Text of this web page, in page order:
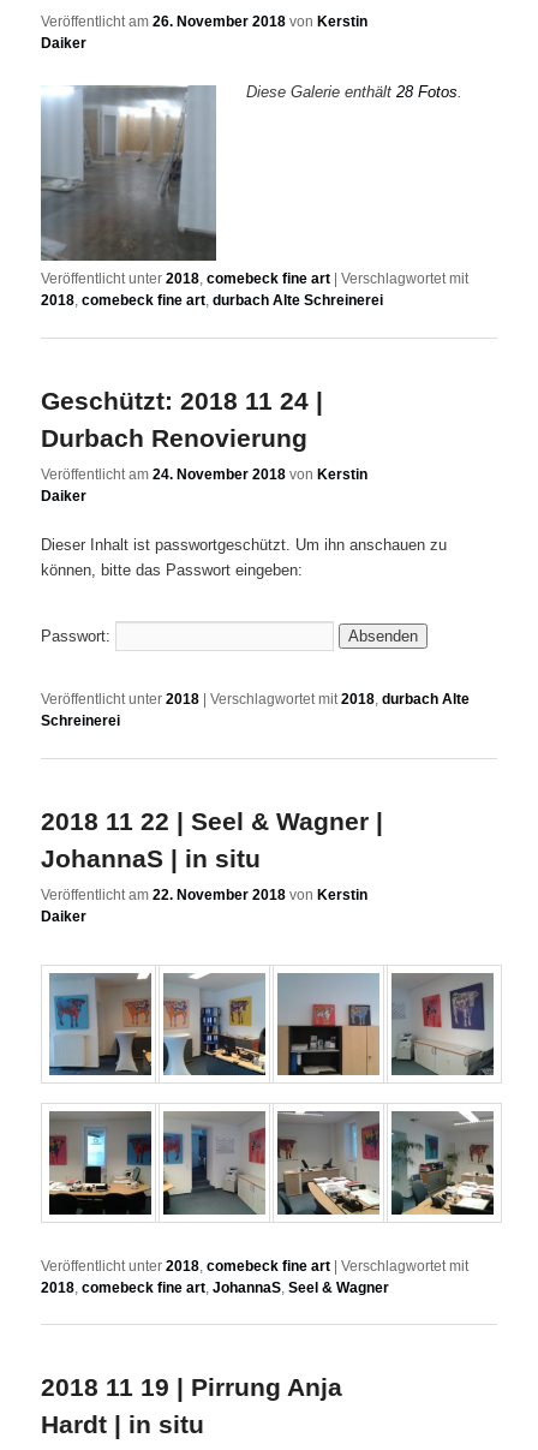
Veröffentlicht am26. November 2018 von Kerstin
Daiker
Diese Galerie enthält28 Fotos.
Veröffentlicht unter 2018,comebeck fine art |Verschlagwortet mit
2018,comebeck fine art,durbach Alte Schreinerei
Geschützt: 2018 11 24 |
Durbach Renovierung
Veröffentlicht am24. November 2018 von Kerstin
Daiker
Dieser Inhalt ist passwortgeschützt. Um ihn anschauen zu
können, bitte das Passwort eingeben:
Passwort:
Veröffentlicht unter 2018 |Verschlagwortet mit 2018,durbach Alte
Schreinerei
2018 11 22 | Seel & Wagner |
JohannaS | in situ
Veröffentlicht am22. November 2018 von Kerstin
Daiker
Veröffentlicht unter 2018 ,comebeck fine art |Verschlagwortet mit
2018 ,comebeck fine art ,JohannaS ,Seel & Wagner
2018 11 19 | Pirrung Anja
Hardt | in situ